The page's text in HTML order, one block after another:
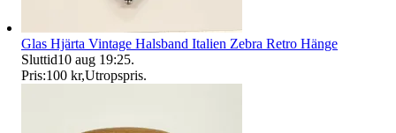
Glas Hjärta Vintage Halsband Italien Zebra Retro Hänge
Sluttid10 aug 19:25.
Pris:100 kr,Utropspris.